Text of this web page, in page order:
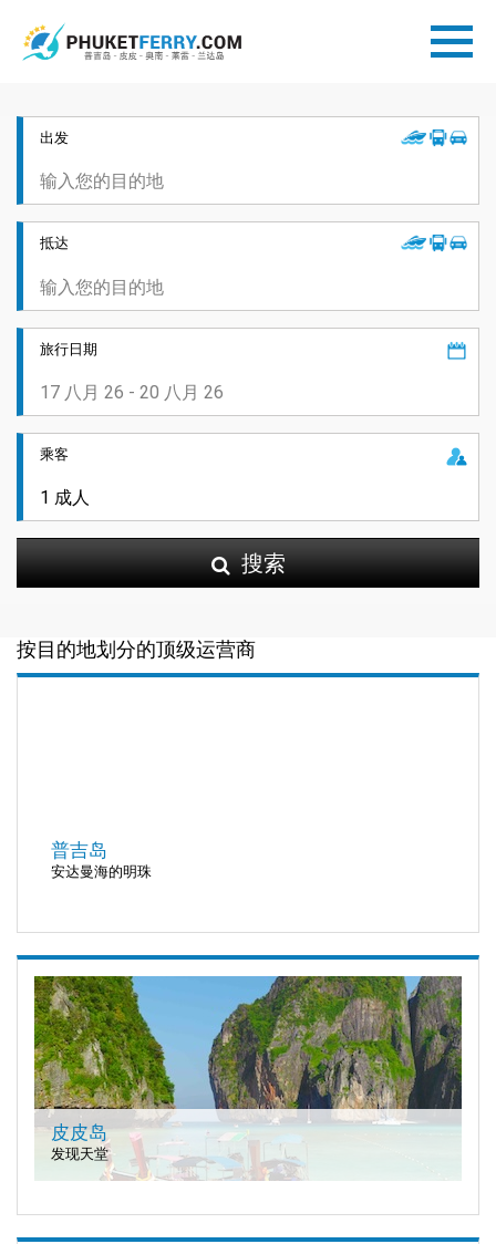
出发
抵达
旅行日期
乘客
搜索
按目的地划分的顶级运营商
普吉岛
安达曼海的明珠
皮皮岛
发现天堂